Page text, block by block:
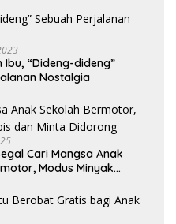
Ibu, “Dideng-dideng”
Nostalgia
Cari Mangsa Anak
Modus Minyak